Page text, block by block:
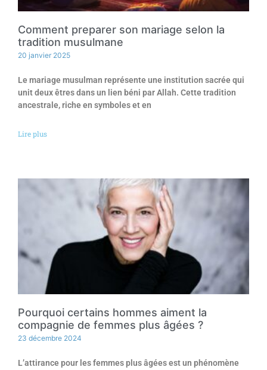
Comment preparer son mariage selon la
tradition musulmane
20 janvier 2025
Le mariage musulman représente une institution sacrée qui
unit deux êtres dans un lien béni par Allah. Cette tradition
ancestrale, riche en symboles et en
Lire plus
Pourquoi certains hommes aiment la
compagnie de femmes plus âgées ?
23 décembre 2024
L’attirance pour les femmes plus âgées est un phénomène